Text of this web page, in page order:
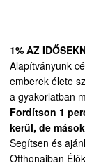
1% AZ
Alapítványunk
emberek élete
a gyakorlatban
Fordítson 1
kerül, de
Segítsen és
Otthonaiban